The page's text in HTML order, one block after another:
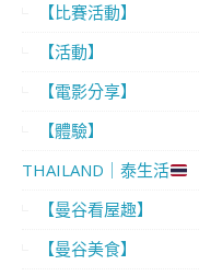
【比賽活動】
【活動】
【電影分享】
【體驗】
THAILAND｜泰生活
【曼谷看屋趣】
【曼谷美食】